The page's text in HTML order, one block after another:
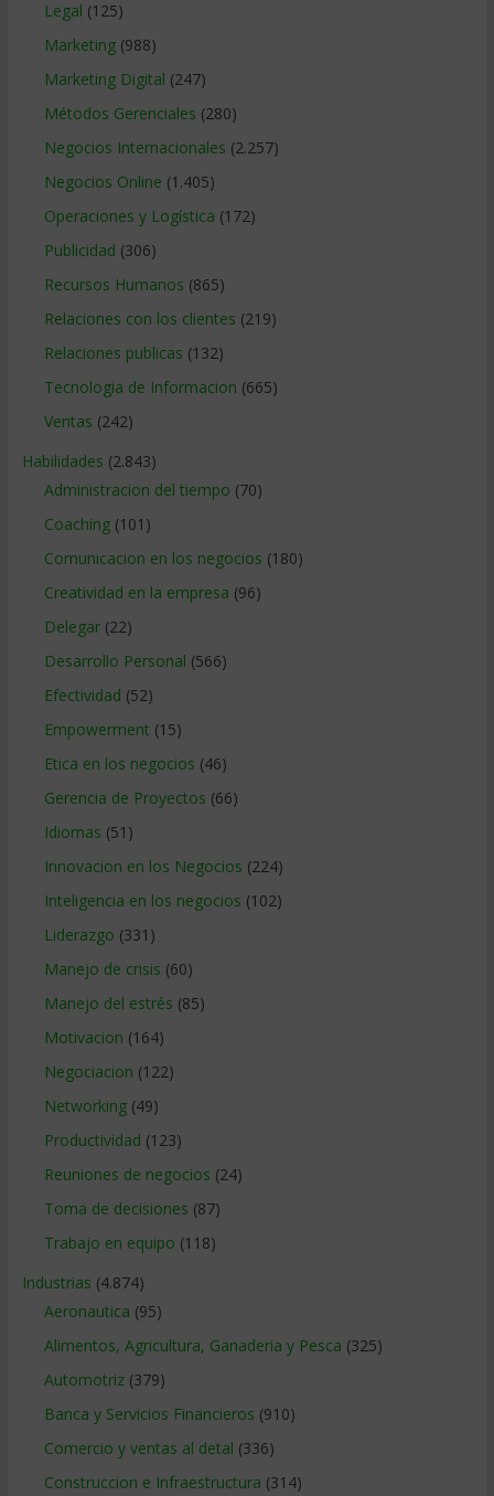
Legal (125)
Marketing(988)
Marketing Digital (247)
Métodos Gerenciales (280)
Negocios Internacionales (2.257)
Negocios Online (1.405)
Operaciones y Logística (172)
Publicidad (306)
Recursos Humanos (865)
Relaciones con los clientes (219)
Relaciones publicas (132)
Tecnologia de Informacion (665)
Ventas (242)
Habilidades (2.843)
Administracion del tiempo (70)
Coaching(101)
Comunicacion en los negocios (180)
Creatividad en la empresa (96)
Delegar(22)
Desarrollo Personal (566)
Efectividad (52)
Empowerment (15)
Etica en los negocios (46)
Gerencia de Proyectos (66)
Idiomas (51)
Innovacion en los Negocios (224)
Inteligencia en los negocios (102)
Liderazgo (331)
Manejo de crisis (60)
Manejo del estrés (85)
Motivacion (164)
Negociacion (122)
Networking(49)
Productividad (123)
Reuniones de negocios (24)
Toma de decisiones (87)
Trabajo en equipo (118)
Industrias (4.874)
Aeronautica (95)
Alimentos, Agricultura, Ganaderia y Pesca (325)
Automotriz(379)
Banca y Servicios Financieros (910)
Comercio y ventas al detal (336)
Construccion e Infraestructura (314)